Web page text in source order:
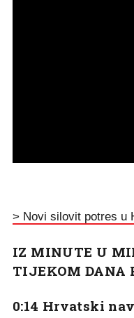
> Novi silovit potres u
IZ MINUTE U
TIJEKOM DANA
0:14 Hrvatski